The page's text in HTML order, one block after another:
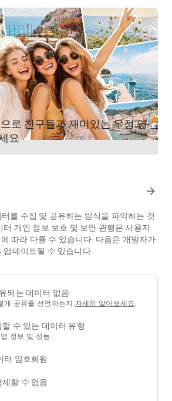
실 없이 HD 동영상을 저장합니다.
용하여 한 화면에 여러 개의 동영상을 표
내기 이모티콘 또는 애니메이션 필터 추
을 이어붙입니다.
버를 추가하고 목소리를 로봇, 몬스터등으
워터마크/광고 없음
원본 비디오 클립을 만듭니다.
직 비디오/슬라이드 쇼/브이로그/재미있
자르기에 용이합니다.
동영상을 독특하게 만듭니다.
및 속도 조정 기능을 사용할 수 있습니다.
, 음악 볼륨 및 음악 페이드 인/페이드 아
습니다.
시킬 수 있습니다.
：
클립이나 동영상을 붙이기/편집/합치기/자
/회전/흐림/콜라주를 할 수 있습니다.
자들을 여러분이 원하는 부분에 집중하게
션을 사용하여 모든 비디오 클립의 속도
성이나 음향 효과를 추가하여 동영상을
로 친구들과 재미있는 우정 영
요
arrow_forward
를 수집 및 공유하는 방식을 파악하는 것
터 개인 정보 보호 및 보안 관행은 사용자
따라 다를 수 있습니다. 다음은 개발자가
데이트될 수 있습니다.
되는 데이터 없음
게 공유를 선언하는지 자세히 알아보세요
수 있는 데이터 유형
정보 및 성능
터 암호화됨
할 수 없음